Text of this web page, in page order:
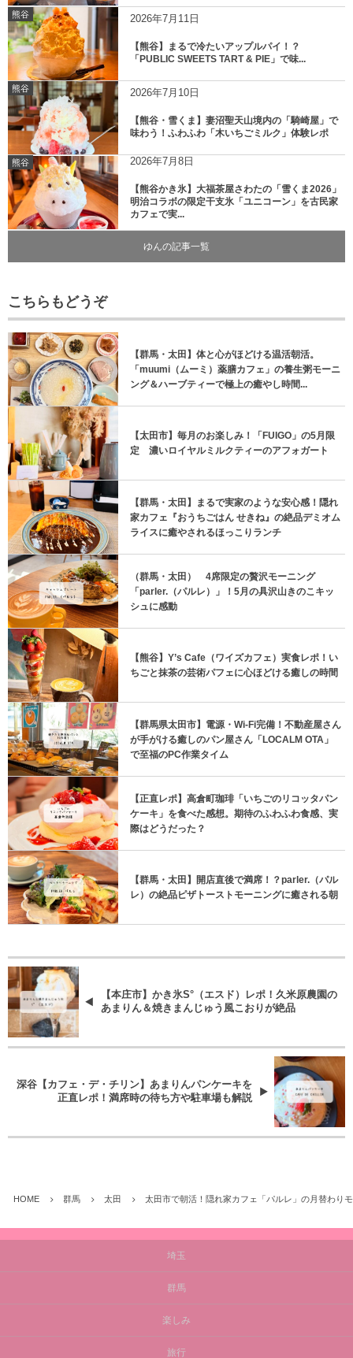
熊谷 2026年7月11日
【熊谷】まるで冷たいアップルパイ！？
「PUBLIC SWEETS TART & PIE」で味...
熊谷 2026年7月10日
【熊谷・雪くま】妻沼聖天山境内の「騎崎屋」で
味わう！ふわふわ「木いちごミルク」体験レポ
熊谷 2026年7月8日
【熊谷かき氷】大福茶屋さわたの「雪くま2026」
明治コラボの限定干支氷「ユニコーン」を古民家
カフェで実...
ゆんの記事一覧
こちらもどうぞ
【群馬・太田】体と心がほどける温活朝活。
「muumi（ムーミ）薬膳カフェ」の養生粥モーニ
ング＆ハーブティーで極上の癒やし時間...
【太田市】毎月のお楽しみ！「FUIGO」の5月限
定 濃いロイヤルミルクティーのアフォガート
【群馬・太田】まるで実家のような安心感！隠れ
家カフェ『おうちごはん せきね』の絶品デミオム
ライスに癒やされるほっこりランチ
（群馬・太田） 4席限定の贅沢モーニング
「parler.（パルレ）」！5月の具沢山きのこキッ
シュに感動
【熊谷】Y’s Cafe（ワイズカフェ）実食レポ！い
ちごと抹茶の芸術パフェに心ほどける癒しの時間
【群馬県太田市】電源・Wi-Fi完備！不動産屋さん
が手がける癒しのパン屋さん「LOCALM OTA」
で至福のPC作業タイム
【正直レポ】高倉町珈琲「いちごのリコッタパン
ケーキ」を食べた感想。期待のふわふわ食感、実
際はどうだった？
【群馬・太田】開店直後で満席！？parler.（パル
レ）の絶品ピザトーストモーニングに癒される朝
【本庄市】かき氷S°（エスド）レポ！久米原農園の
あまりん＆焼きまんじゅう風こおりが絶品
深谷【カフェ・デ・チリン】あまりんパンケーキを
正直レポ！満席時の待ち方や駐車場も解説
HOME 群馬 太田 太田市で朝活！隠れ家カフェ「パルレ」の月替わり
埼玉
群馬
楽しみ
旅行